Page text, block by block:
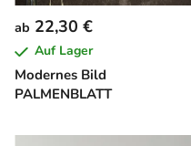
Modernes Bild
PALMENBLATT
ab 22,30 €
Auf Lager